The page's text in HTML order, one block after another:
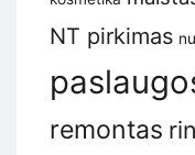
NT pirkimas
remontas